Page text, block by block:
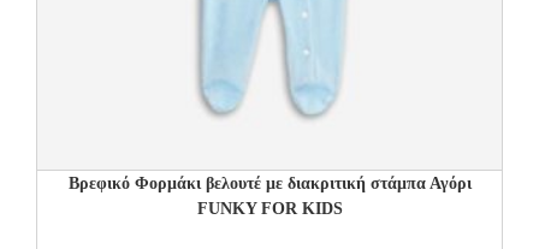
Βρεφικό Φορμάκι βελουτέ με διακριτική στάμπα Αγόρι
FUNKY FOR KIDS